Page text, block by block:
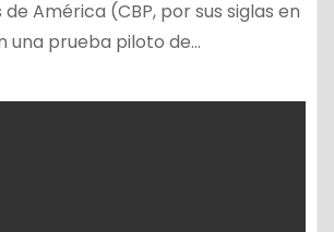
de América (CBP, por sus siglas en
una prueba piloto de…